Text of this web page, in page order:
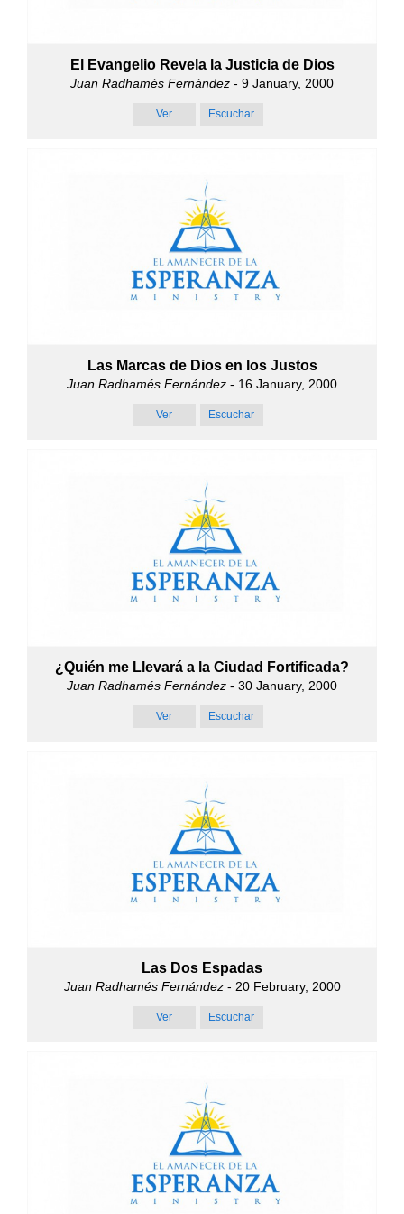
El Evangelio Revela la Justicia de Dios
Juan Radhamés Fernández - 9 January, 2000
Ver Escuchar
Las Marcas de Dios en los Justos
Juan Radhamés Fernández - 16 January, 2000
Ver Escuchar
¿Quién me Llevará a la Ciudad Fortificada?
Juan Radhamés Fernández - 30 January, 2000
Ver Escuchar
Las Dos Espadas
Juan Radhamés Fernández- 20 February, 2000
Ver Escuchar